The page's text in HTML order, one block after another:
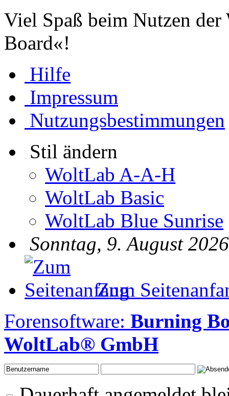
Viel Spaß beim Nutzen
Board«!
Hilfe
Impressum
Nutzungsbestimmungen
Stil ändern
WoltLab A-A-H
WoltLab Basic
WoltLab Blue Sunrise
Sonntag, 9. August
Zum
Forensoftware: Burning
WoltLab® GmbH